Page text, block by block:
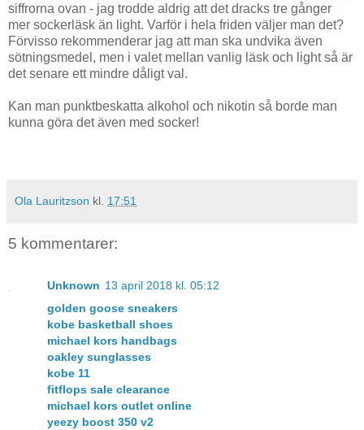
siffrorna ovan - jag trodde aldrig att det dracks tre gånger
mer sockerläsk än light. Varför i hela friden väljer man det?
Förvisso rekommenderar jag att man ska undvika även
sötningsmedel, men i valet mellan vanlig läsk och light så är
det senare ett mindre dåligt val.
Kan man punktbeskatta alkohol och nikotin så borde man
kunna göra det även med socker!
Ola Lauritzson kl. 17:51
5 kommentarer:
Unknown 13 april 2018 kl. 05:12
golden goose sneakers
kobe basketball shoes
michael kors handbags
oakley sunglasses
kobe 11
fitflops sale clearance
michael kors outlet online
yeezy boost 350 v2